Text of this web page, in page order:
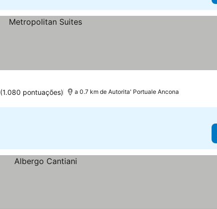
(1.080 pontuações) a 0.7 km de Autorita' Portuale Ancona